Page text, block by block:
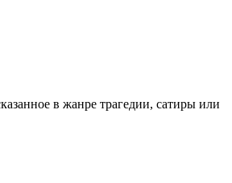
в жанре трагедии, сатиры или